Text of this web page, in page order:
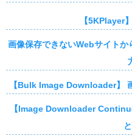
【5KPlayer
画像保存できないWebサイト
【Bulk Image Downloader】
【Image Downloader